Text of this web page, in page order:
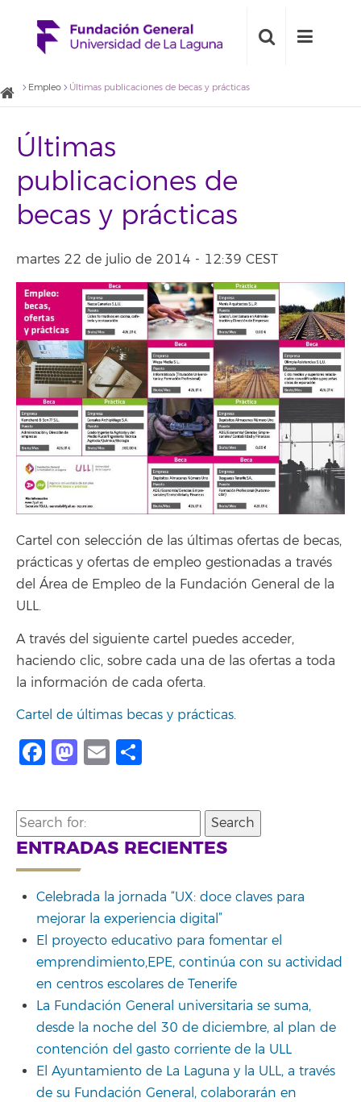
Empleo Últimas publicaciones de becas y prácticas
Últimas
publicaciones de
becas y prácticas
martes 22 de julio de 2014 - 12:39 CEST
Cartel con selección de las últimas ofertas de becas,
prácticas y ofertas de empleo gestionadas a través
del Área de Empleo de la Fundación General de la
ULL.
A través del siguiente cartel puedes acceder,
haciendo clic, sobre cada una de las ofertas a toda
la información de cada oferta.
Cartel de últimas becas y prácticas.
Facebook
Mastodon
Email
Search
for:
ENTRADAS RECIENTES
Celebrada la jornada “UX: doce claves para
mejorar la experiencia digital”
El proyecto educativo para fomentar el
emprendimiento,EPE, continúa con su actividad
en centros escolares de Tenerife
La Fundación General universitaria se suma,
desde la noche del 30 de diciembre, al plan de
contención del gasto corriente de la ULL
El Ayuntamiento de La Laguna y la ULL, a través
de su Fundación General, colaborarán en